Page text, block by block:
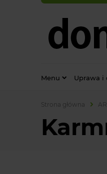
Menu Uprawa i
Strona główna